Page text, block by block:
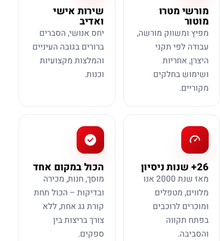
מורשי מטרו
מוטור
מפיץ ומשווק מורשה,
עבודה לפי תקני
היצרן, אחריות
ושימוש בחלקים
מקוריים.
שירות אישי
ואדיב
יחס אנושי, הסברים
ברורים בגובה העיניים
והמלצות מקצועיות
וכנות.
26+ שנות ניסיון
מאז שנת 2000 אנו
מלווים, מטפלים
ומוכרים לרוכבים
בפתח תקווה
והסביבה.
הכול במקום אחד
מוסך, חנות, מכירה
ובדיקות – הכול תחת
קורת גג אחת, ללא
צורך בריצות בין
ספקים.